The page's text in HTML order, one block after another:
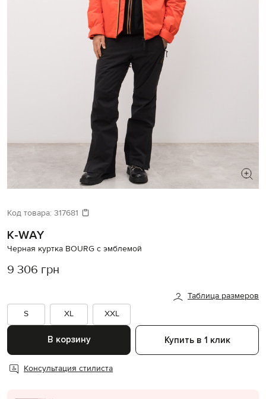
Давайте подберем что-то еще
Похожие товары
Код товара: 317681
K-WAY
Черная куртка BOURG с эмблемой
9 306 грн
Таблица размеров
S
XL XXL
В корзину Купить в 1 клик
Консультация стилиста